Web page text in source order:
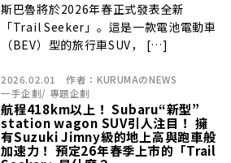
斯巴魯將於2026年春正式發表全新
「Trail Seeker」。這是一款電池電動車
（BEV）型的旅行車SUV， […]
2026.02.01 作者： KURUMAのNEWS
一手企劃/ 專題企劃
航程418km以上！ Subaru“新型”
station wagon SUV引人注目！ 擁
有Suzuki Jimny級的地上高與跑車般
加速力！ 預定26年春季上市的「Trail